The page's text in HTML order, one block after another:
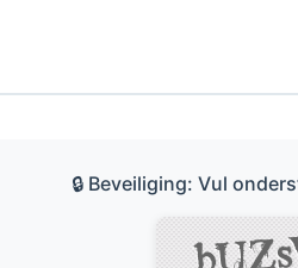
🔒 Beveiliging: Vul